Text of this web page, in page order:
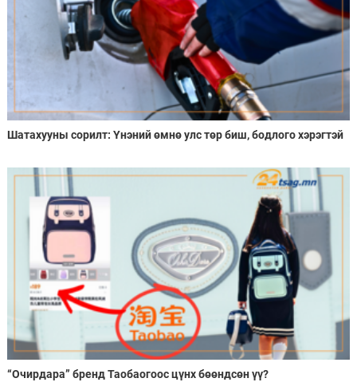
Шатахууны сорилт: Үнэний өмнө улс төр биш, бодлого хэрэгтэй
“Очирдара” бренд Таобаогоос цүнх бөөндсөн үү?